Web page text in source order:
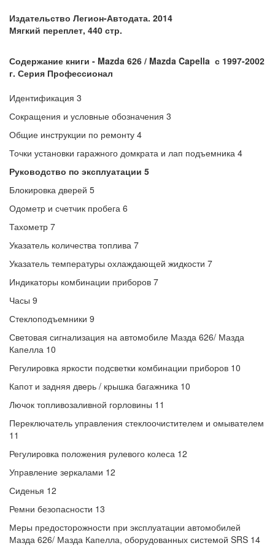
Издательство Легион-Автодата. 2014
Мягкий переплет, 440 стр.
Содержание книги - Mazda 626 / Mazda Capella с 1997-2002
г. Серия Профессионал
Идентификация 3
Сокращения и условные обозначения 3
Общие инструкции по ремонту 4
Точки установки гаражного домкрата и лап подъемника 4
Руководство по эксплуатации 5
Блокировка дверей 5
Одометр и счетчик пробега 6
Тахометр 7
Указатель количества топлива 7
Указатель температуры охлаждающей жидкости 7
Индикаторы комбинации приборов 7
Часы 9
Стеклоподъемники 9
Световая сигнализация на автомобиле Мазда 626/ Мазда
Капелла 10
Регулировка яркости подсветки комбинации приборов 10
Капот и задняя дверь / крышка багажника 10
Лючок топливозаливной горловины 11
Переключатель управления стеклоочистителем и омывателем
11
Регулировка положения рулевого колеса 12
Управление зеркалами 12
Сиденья 12
Ремни безопасности 13
Меры предосторожности при эксплуатации автомобилей
Мазда 626/ Мазда Капелла, оборудованных системой SRS 14